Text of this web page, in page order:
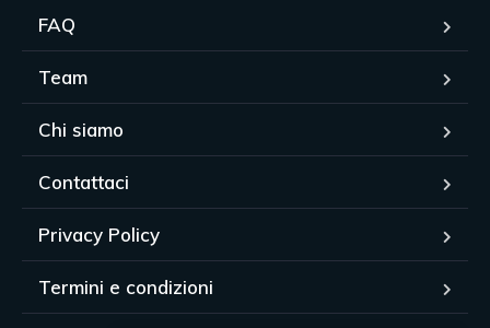
FAQ
Team
Chi siamo
Contattaci
Privacy Policy
Termini e condizioni